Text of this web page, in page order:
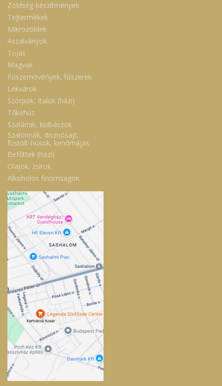
Zöldség-készítmények
Tejtermékek
Mikrozöldek
Aszalványok
Tojás
Magvak
Fűszernövények, fűszerek
Lekvárok
Szörpök, Italok (házi)
Tőkehús
Szalámik, kolbászok
Szalonnák, disznósajt,
füstölt-húsok, kenőmájas
Befőttek (házi)
Olajok, zsírok
Alkoholos finomságok